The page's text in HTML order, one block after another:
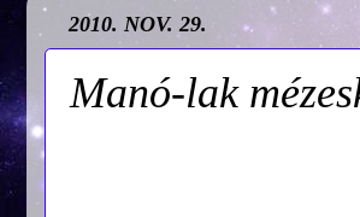
2010. NOV. 29.
Manó-lak